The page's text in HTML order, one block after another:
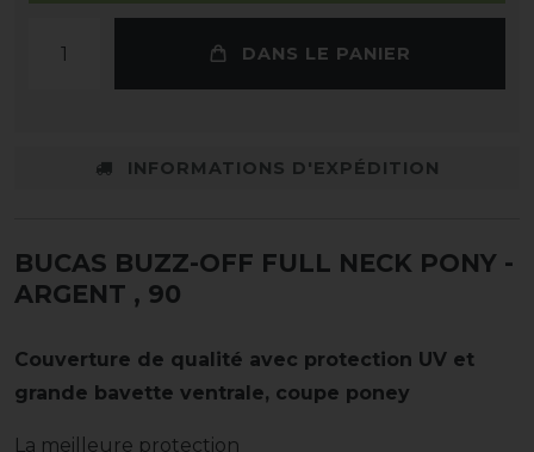
DANS LE PANIER
INFORMATIONS D'EXPÉDITION
BUCAS BUZZ-OFF FULL NECK PONY -
ARGENT , 90
Couverture de qualité avec protection UV et
grande bavette ventrale, coupe poney
La meilleure protection